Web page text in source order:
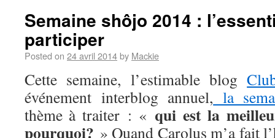
Semaine shôjo 2014 :
participer
Posted on 24 avril 2014by Mackie
Cette semaine, l’estimable blog
événement interblog annuel, la
thème à traiter : « qui est la
pourquoi? » Quand Carolus m’a fait